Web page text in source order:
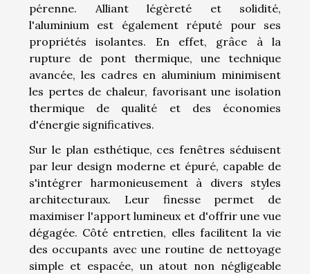
pérenne. Alliant légèreté et solidité,
l'aluminium est également réputé pour ses
propriétés isolantes. En effet, grâce à la
rupture de pont thermique, une technique
avancée, les cadres en aluminium minimisent
les pertes de chaleur, favorisant une isolation
thermique de qualité et des économies
d'énergie significatives.
Sur le plan esthétique, ces fenêtres séduisent
par leur design moderne et épuré, capable de
s'intégrer harmonieusement à divers styles
architecturaux. Leur finesse permet de
maximiser l'apport lumineux et d'offrir une vue
dégagée. Côté entretien, elles facilitent la vie
des occupants avec une routine de nettoyage
simple et espacée, un atout non négligeable